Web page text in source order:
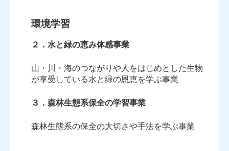
環境学習
２．水と緑の恵み体感事業
山・川・海のつながりや人をはじめとした生物
が享受している水と緑の恩恵を学ぶ事業
３．森林生態系保全の学習事業
森林生態系の保全の大切さや手法を学ぶ事業